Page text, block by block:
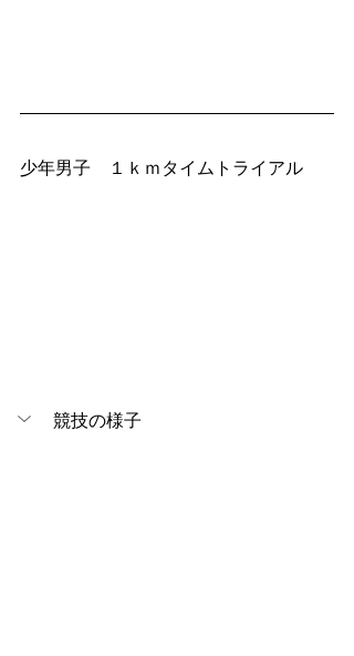
少年男子　１ｋｍタイムトライアル
競技の様子